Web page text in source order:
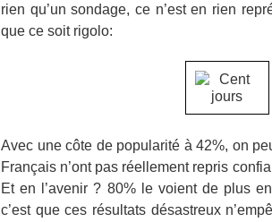
rien qu’un sondage, ce n’est en rien
que ce soit rigolo:
Avec une côte de popularité à 42%, on
Français n’ont pas réellement repris
Et en l’avenir ? 80% le voient de plus
c’est que ces résultats désastreux